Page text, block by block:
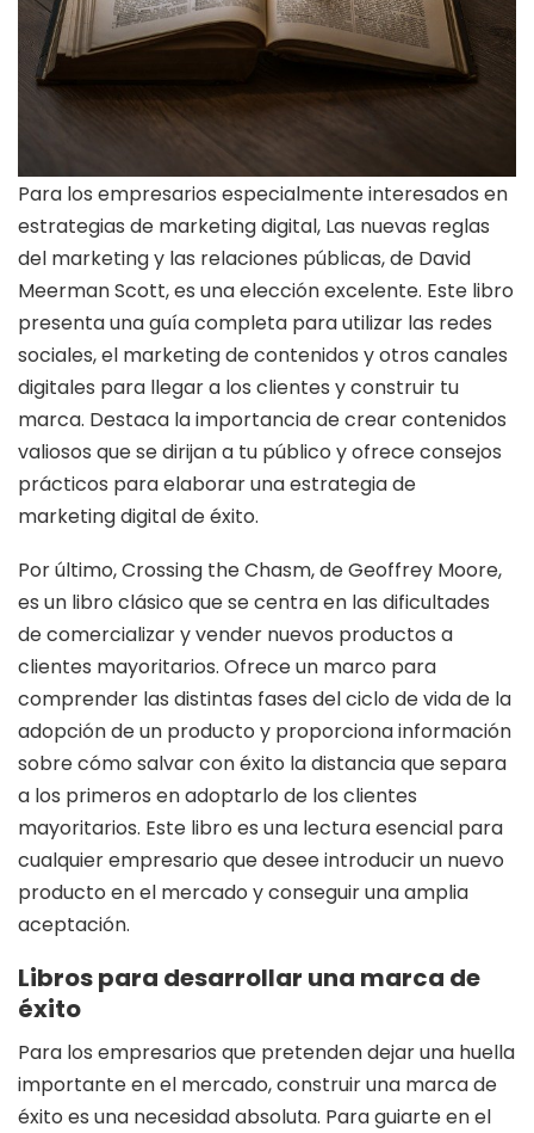
Para los empresarios especialmente interesados en
estrategias de marketing digital, Las nuevas reglas
del marketing y las relaciones públicas, de David
Meerman Scott, es una elección excelente. Este libro
presenta una guía completa para utilizar las redes
sociales, el marketing de contenidos y otros canales
digitales para llegar a los clientes y construir tu
marca. Destaca la importancia de crear contenidos
valiosos que se dirijan a tu público y ofrece consejos
prácticos para elaborar una estrategia de
marketing digital de éxito.
Por último, Crossing the Chasm, de Geoffrey Moore,
es un libro clásico que se centra en las dificultades
de comercializar y vender nuevos productos a
clientes mayoritarios. Ofrece un marco para
comprender las distintas fases del ciclo de vida de la
adopción de un producto y proporciona información
sobre cómo salvar con éxito la distancia que separa
a los primeros en adoptarlo de los clientes
mayoritarios. Este libro es una lectura esencial para
cualquier empresario que desee introducir un nuevo
producto en el mercado y conseguir una amplia
aceptación.
Libros para desarrollar una marca de
éxito
Para los empresarios que pretenden dejar una huella
importante en el mercado, construir una marca de
éxito es una necesidad absoluta. Para guiarte en el